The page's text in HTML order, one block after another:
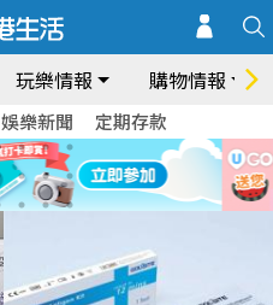
玩樂情報 購物情報
娛樂新聞 定期存款